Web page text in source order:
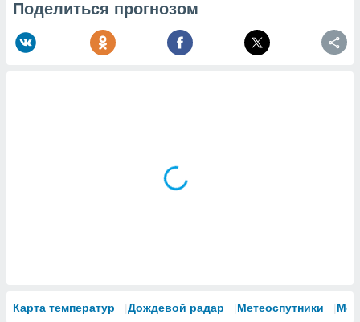
Поделиться прогнозом
Карта температур Дождевой радар Метеоспутники